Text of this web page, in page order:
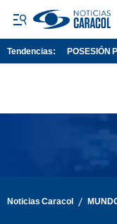
Tendencias: POSESIÓN
Noticias Caracol /